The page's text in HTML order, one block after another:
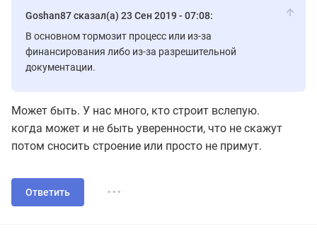
Goshan87 сказал(а) 23 Сен 2019 - 07:08:
В основном тормозит процесс или из-за
финансирования либо из-за разрешительной
документации.
Может быть. У нас много, кто строит вслепую.
когда может и не быть уверенности, что не скажут
потом сносить строение или просто не примут.
Ответить ...